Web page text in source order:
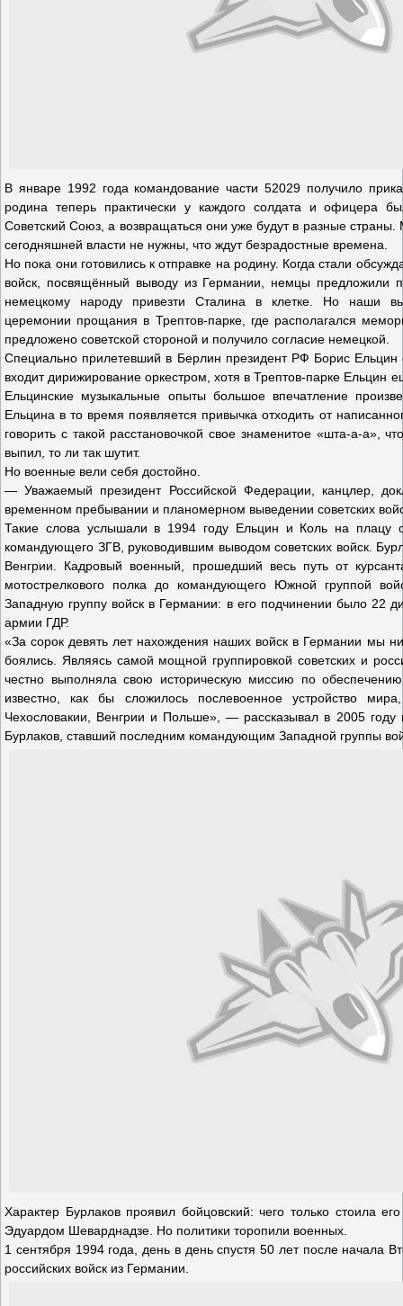
В январе 1992 года командование части 52029 получило
родина теперь практически у каждого солдата и офицера
Советский Союз, а возвращаться они уже будут в разные
сегодняшней власти не нужны, что ждут безрадостные времена.
Но пока они готовились к отправке на родину. Когда стали
войск, посвящённый выводу из Германии, немцы предложили
немецкому народу привезти Сталина в клетке. Но наши
церемонии прощания в Трептов-парке, где располагался
предложено советской стороной и получило согласие немецкой.
Специально прилетевший в Берлин президент РФ Борис
входит дирижирование оркестром, хотя в Трептов-парке Ельцин
Ельцинские музыкальные опыты большое впечатление
Ельцина в то время появляется привычка отходить от
говорить с такой расстановочкой свое знаменитое «шта-а-а»,
выпил, то ли так шутит.
Но военные вели себя достойно.
— Уважаемый президент Российской Федерации, канцлер,
временном пребывании и планомерном выведении советских
Такие слова услышали в 1994 году Ельцин и Коль на плацу
командующего ЗГВ, руководившим выводом советских войск.
Венгрии. Кадровый военный, прошедший весь путь от
мотострелкового полка до командующего Южной группой
Западную группу войск в Германии: в его подчинении было 22
армии ГДР.
«За сорок девять лет нахождения наших войск в Германии мы
боялись. Являясь самой мощной группировкой советских и
честно выполняла свою историческую миссию по
известно, как бы сложилось послевоенное устройство
Чехословакии, Венгрии и Польше», — рассказывал в 2005
Бурлаков, ставший последним командующим Западной группы
Характер Бурлаков проявил бойцовский: чего только стоила
Эдуардом Шеварднадзе. Но политики торопили военных.
1 сентября 1994 года, день в день спустя 50 лет после начала
российских войск из Германии.